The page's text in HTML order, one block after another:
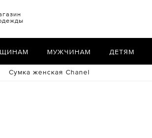
МУЖЧИНАМ ДЕТЯМ
Сумка женская Chanel